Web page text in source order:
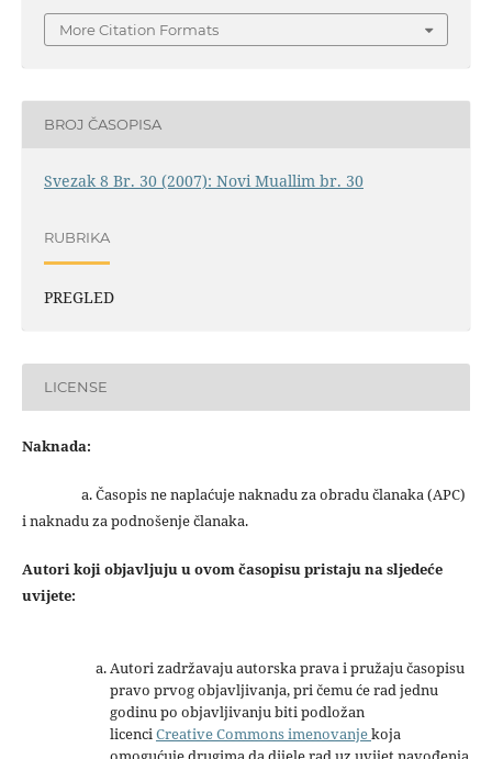
More Citation Formats
BROJ ČASOPISA
Svezak 8 Br. 30 (2007): Novi Muallim br. 30
RUBRIKA
PREGLED
LICENSE
Naknada:
a. Časopis ne naplaćuje naknadu za obradu članaka (APC)
i naknadu za podnošenje članaka.
Autori koji objavljuju u ovom časopisu pristaju na sljedeće
uvijete:
Autori zadržavaju autorska prava i pružaju časopisu
pravo prvog objavljivanja, pri čemu će rad jednu
godinu po objavljivanju biti podložan
licenciCreative Commons imenovanjekoja